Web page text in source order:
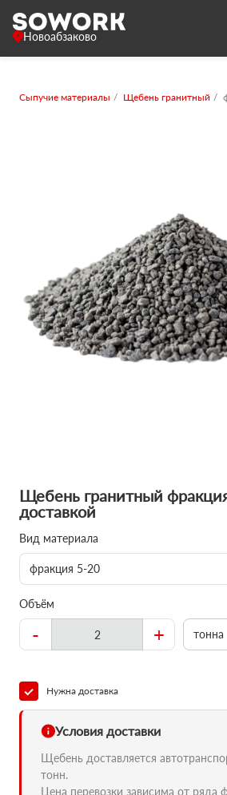
Новоабзаково
Сыпучие материалы Щебень гранитный
Щебень гранитный
доставкой
Вид материала
фракция 5-20
Объём
- + тонна
Нужна доставка
Условия доставки
Щебень доставляется
тонн.
Цена перевозки зависима от ряда